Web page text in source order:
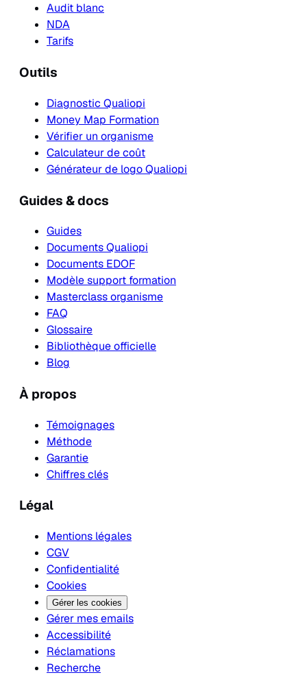
Audit blanc
NDA
Tarifs
Outils
Diagnostic Qualiopi
Money Map Formation
Vérifier un organisme
Calculateur de coût
Générateur de logo Qualiopi
Guides & docs
Guides
Documents Qualiopi
Documents EDOF
Modèle support formation
Masterclass organisme
FAQ
Glossaire
Bibliothèque officielle
Blog
À propos
Témoignages
Méthode
Garantie
Chiffres clés
Légal
Mentions légales
CGV
Confidentialité
Cookies
Gérer les cookies
Gérer mes emails
Accessibilité
Réclamations
Recherche